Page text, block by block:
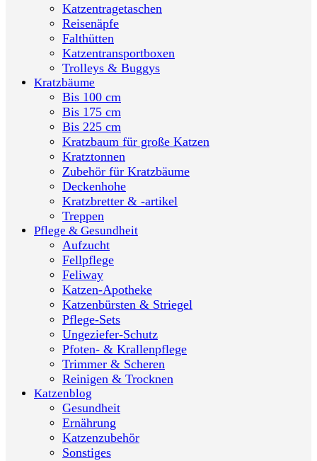
Katzentragetaschen
Reisenäpfe
Falthütten
Katzentransportboxen
Trolleys & Buggys
Kratzbäume
Bis 100 cm
Bis 175 cm
Bis 225 cm
Kratzbaum für große Katzen
Kratztonnen
Zubehör für Kratzbäume
Deckenhohe
Kratzbretter & -artikel
Treppen
Pflege & Gesundheit
Aufzucht
Fellpflege
Feliway
Katzen-Apotheke
Katzenbürsten & Striegel
Pflege-Sets
Ungeziefer-Schutz
Pfoten- & Krallenpflege
Trimmer & Scheren
Reinigen & Trocknen
Katzenblog
Gesundheit
Ernährung
Katzenzubehör
Sonstiges